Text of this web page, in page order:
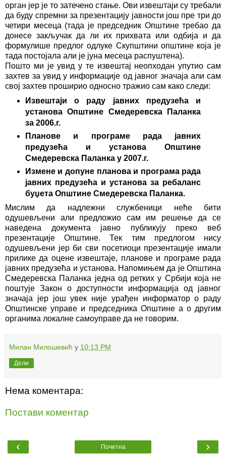
орган јер је то затечено стање. Ови извештаји су требали
да буду спремни за презентацију јавности још пре три до
четири месеца (тада је председник Општине требао да
донесе закључак да ли их прихвата или одбија и да
формулише предлог одлуке Скупштини општине која је
тада постојала али је јуна месеца распуштена).
Пошто ми је увид у те извештај неопходан упутио сам
захтев за увид у информације од јавног значаја али сам
свој захтев проширио односно тражио сам како следи:
Извештаји о раду јавних предузећа и
установа Општине Смедеревска Паланка
за 2006.г.
Планове и програме рада јавних
предузећа и установа Општине
Смедеревска Паланка у 2007.г.
Измене и допуне планова и програма рада
јавних предузећа и установа за ребаланс
буџета Општине Смедеревска Паланка.
Мислим да надлежни службеници неће бити
одушевљени али предложио сам им решење да се
наведена документа јавно публикују преко веб
презентације Општине. Тек тим предлогом нису
одушевљени јер би сви посетиоци презентације имали
прилике да оцене извештаје, планове и програме рада
јавних предузећа и установа. Напомињем да је Општина
Смедеревска Паланка једна од ретких у Србији која не
поштује Закон о доступности информација од јавног
значаја јер још увек није урађен информатор о раду
Општинске управе и председника Општине а о другим
органима локалне самоуправе да не говорим.
Милан Милошевић у 10:13 PM
Дели
Нема коментара:
Постави коментар
‹ ›
Почетна